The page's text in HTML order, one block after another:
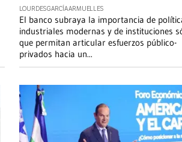
LOURDES GARCÍA ARMUELLES
El banco subraya la importancia de
industriales modernas y de instituciones
que permitan articular esfuerzos público-
privados hacia un...